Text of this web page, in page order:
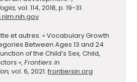
vol. 114, 2018, p. 19-31.
et autres. « Vocabulary Growth
Between Ages 13 and 24
of the Child’s Sex, Child,
», Frontiers in
vol. 6, 2021. frontiersin.org